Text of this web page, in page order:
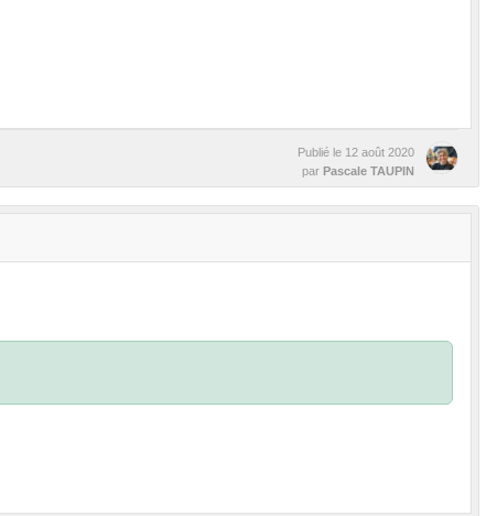
Publié le 12 août 2020
par Pascale TAUPIN